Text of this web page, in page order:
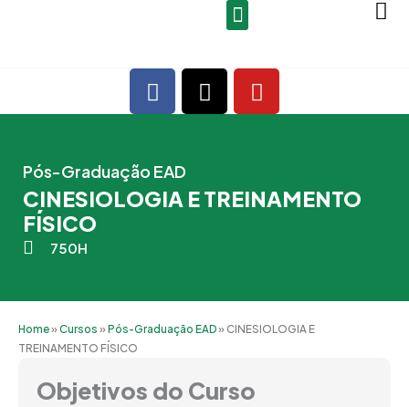
F
a
c
b
o
o
X
-
t
t
t
Y
o
u
b
e
Pós-Graduação EAD
CINESIOLOGIA E TREINAMENTO
FÍSICO
750H
Home»Cursos »Pós-Graduação EAD» CINESIOLOGIA E
TREINAMENTO FÍSICO
Objetivos do Curso